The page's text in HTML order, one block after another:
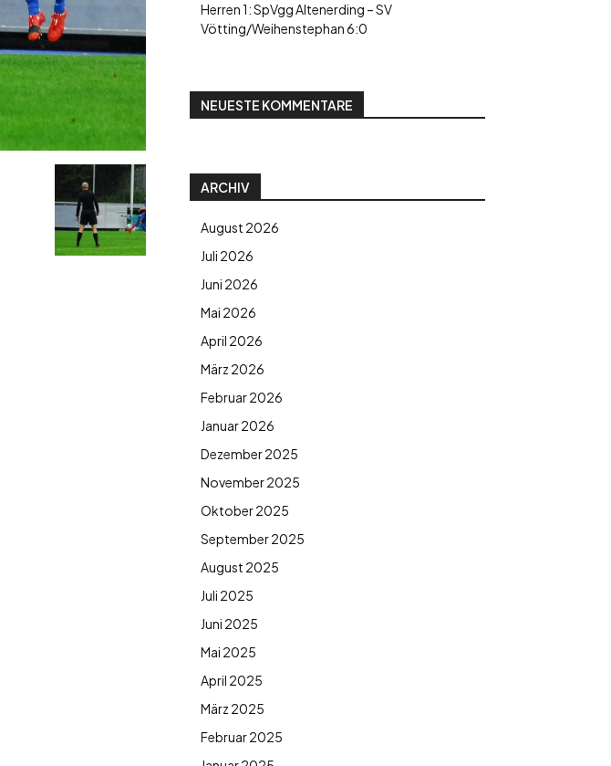
Herren 1: SpVgg Altenerding – SV
Vötting/Weihenstephan 6:0
NEUESTE KOMMENTARE
ARCHIV
August 2026
Juli 2026
Juni 2026
Mai 2026
April 2026
März 2026
Februar 2026
Januar 2026
Dezember 2025
November 2025
Oktober 2025
September 2025
August 2025
Juli 2025
Juni 2025
Mai 2025
April 2025
März 2025
Februar 2025